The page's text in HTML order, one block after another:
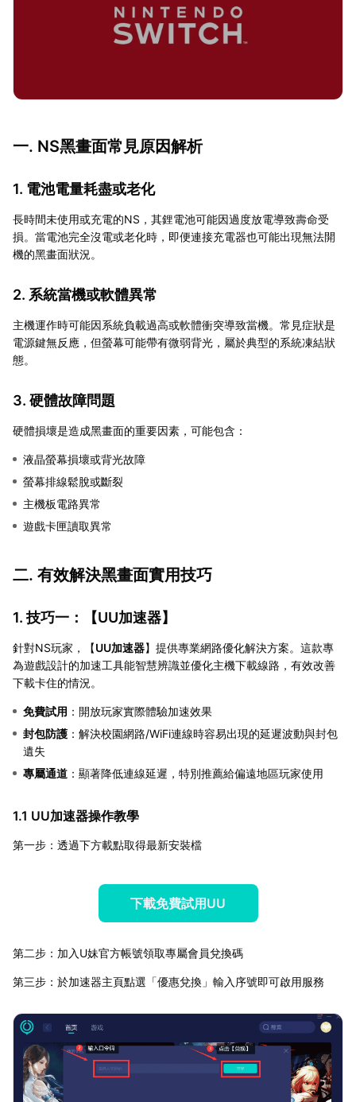
一. NS黑畫面常見原因解析
1. 電池電量耗盡或老化
長時間未使用或充電的NS，其鋰電池可能因過度放電導致壽命受
損。當電池完全沒電或老化時，即便連接充電器也可能出現無法開
機的黑畫面狀況。
2. 系統當機或軟體異常
主機運作時可能因系統負載過高或軟體衝突導致當機。常見症狀是
電源鍵無反應，但螢幕可能帶有微弱背光，屬於典型的系統凍結狀
態。
3. 硬體故障問題
硬體損壞是造成黑畫面的重要因素，可能包含：
液晶螢幕損壞或背光故障
螢幕排線鬆脫或斷裂
主機板電路異常
遊戲卡匣讀取異常
二. 有效解決黑畫面實用技巧
1. 技巧一：【UU加速器】
針對NS玩家，【UU加速器】提供專業網路優化解決方案。這款專
為遊戲設計的加速工具能智慧辨識並優化主機下載線路，有效改善
下載卡住的情況。
免費試用 ：開放玩家實際體驗加速效果
封包防護 ：解決校園網路/WiFi連線時容易出現的延遲波動與封包
遺失
專屬通道 ：顯著降低連線延遲，特別推薦給偏遠地區玩家使用
1.1 UU加速器操作教學
第一步：透過下方載點取得最新安裝檔
下載免費試用UU
第二步：加入U妹官方帳號領取專屬會員兌換碼
第三步：於加速器主頁點選「優惠兌換」輸入序號即可啟用服務